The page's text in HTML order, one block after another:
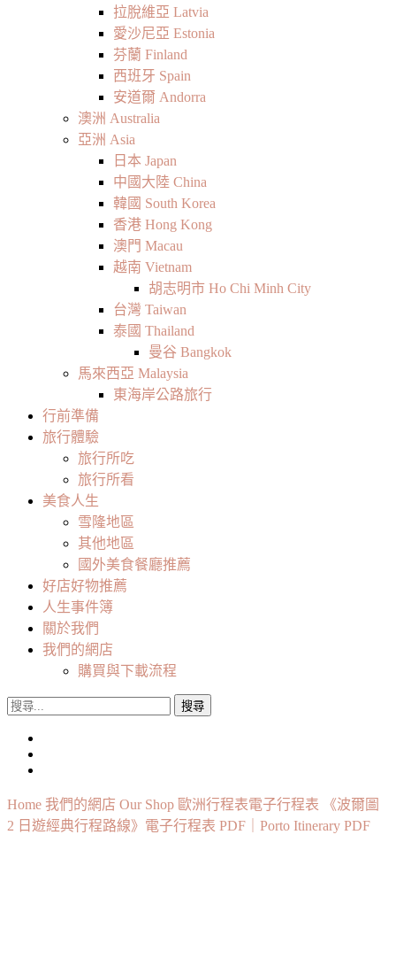
拉脫維亞 Latvia
愛沙尼亞 Estonia
芬蘭 Finland
西班牙 Spain
安道爾 Andorra
澳洲 Australia
亞洲 Asia
日本 Japan
中國大陸 China
韓國 South Korea
香港 Hong Kong
澳門 Macau
越南 Vietnam
胡志明市 Ho Chi Minh City
台灣 Taiwan
泰國 Thailand
曼谷 Bangkok
馬來西亞 Malaysia
東海岸公路旅行
行前準備
旅行體驗
旅行所吃
旅行所看
美食人生
雪隆地區
其他地區
國外美食餐廳推薦
好店好物推薦
人生事件簿
關於我們
我們的網店
購買與下載流程
搜
Home 我們的網店 Our Shop 歐洲行程表電子行程表
《波爾圖
2 日遊經典行程路線》電子行程表 PDF｜Porto Itinerary PDF